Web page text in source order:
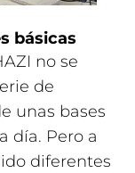
básicas
no se
de
unas bases
día. Pero a
diferentes